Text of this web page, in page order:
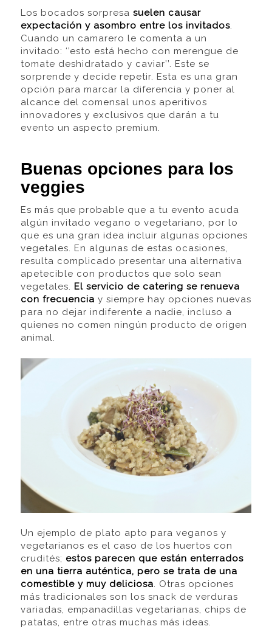
Los bocados sorpresa suelen causar
expectación y asombro entre los invitados.
Cuando un camarero le comenta a un
invitado: ‘’esto está hecho con merengue de
tomate deshidratado y caviar’’. Este se
sorprende y decide repetir. Esta es una gran
opción para marcar la diferencia y poner al
alcance del comensal unos aperitivos
innovadores y exclusivos que darán a tu
evento un aspecto premium.
Buenas opciones para los
veggies
Es más que probable que a tu evento acuda
algún invitado vegano o vegetariano, por lo
que es una gran idea incluir algunas opciones
vegetales. En algunas de estas ocasiones,
resulta complicado presentar una alternativa
apetecible con productos que solo sean
vegetales. El servicio de catering se renueva
con frecuencia y siempre hay opciones nuevas
para no dejar indiferente a nadie, incluso a
quienes no comen ningún producto de origen
animal.
Un ejemplo de plato apto para veganos y
vegetarianos es el caso de los huertos con
crudités; estos parecen que están enterrados
en una tierra auténtica, pero se trata de una
comestible y muy deliciosa. Otras opciones
más tradicionales son los snack de verduras
variadas, empanadillas vegetarianas, chips de
patatas, entre otras muchas más ideas.